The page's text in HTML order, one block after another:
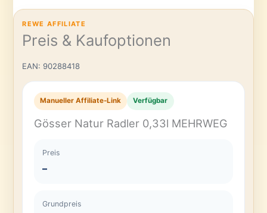
REWE AFFILIATE
Preis & Kaufoptionen
EAN: 90288418
Manueller Affiliate-Link Verfügbar
Gösser Natur Radler 0,33l MEHRWEG
Preis
–
Grundpreis